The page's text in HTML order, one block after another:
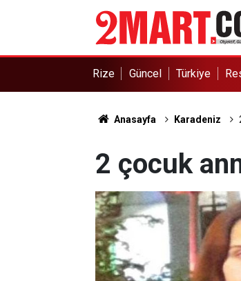
Rize Güncel Türkiye
Anasayfa Karadeniz
2 çocuk